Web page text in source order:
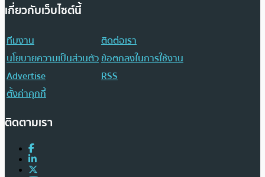
เกี่ยวกับเว็บไซต์นี้
ทีมงาน
ติดต่อเรา
นโยบายความเป็นส่วนตัวข้อตกลงในการใช้งาน
Advertise
RSS
ตั้งค่าคุกกี้
ติดตามเรา